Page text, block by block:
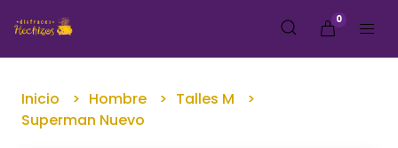
0
Inicio Hombre
Talles M
Superman Nuevo